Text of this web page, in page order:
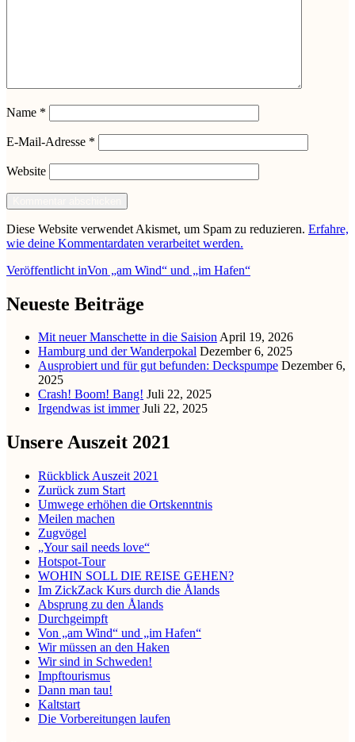
Name *
E-Mail-Adresse *
Website
Diese Website verwendet Akismet, um Spam zu reduzieren. Erfahre,
wie deine Kommentardaten verarbeitet werden.
Beitragsnavigation
Veröffentlicht inVon „am Wind“ und „im Hafen“
Neueste Beiträge
Mit neuer Manschette in die SaisionApril 19, 2026
Hamburg und der Wanderpokal Dezember 6, 2025
Ausprobiert und für gut befunden: Deckspumpe Dezember 6,
2025
Crash! Boom! Bang! Juli 22, 2025
Irgendwas ist immer Juli 22, 2025
Unsere Auszeit 2021
Rückblick Auszeit 2021
Zurück zum Start
Umwege erhöhen die Ortskenntnis
Meilen machen
Zugvögel
„Your sail needs love“
Hotspot-Tour
WOHIN SOLL DIE REISE GEHEN?
Im ZickZack Kurs durch die Ålands
Absprung zu den Ålands
Durchgeimpft
Von „am Wind“ und „im Hafen“
Wir müssen an den Haken
Wir sind in Schweden!
Impftourismus
Dann man tau!
Kaltstart
Die Vorbereitungen laufen